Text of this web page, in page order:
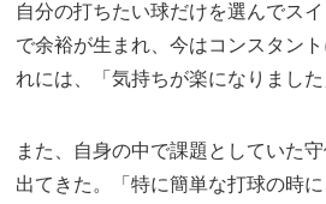
自分の打ちたい球だけを選んでス
で余裕が生まれ、今はコンスタン
れには、「気持ちが楽になりました
また、自身の中で課題としていた
出てきた。「特に簡単な打球の時